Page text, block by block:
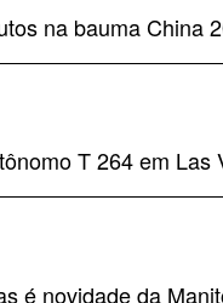
na bauma China
T 264 em Las
é novidade da